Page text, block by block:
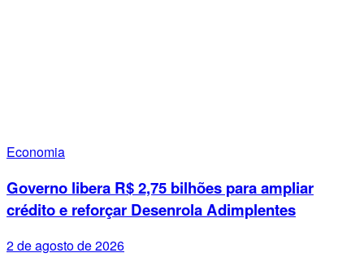
Economia
Governo libera R$ 2,75 bilhões para ampliar
crédito e reforçar Desenrola Adimplentes
2 de agosto de 2026